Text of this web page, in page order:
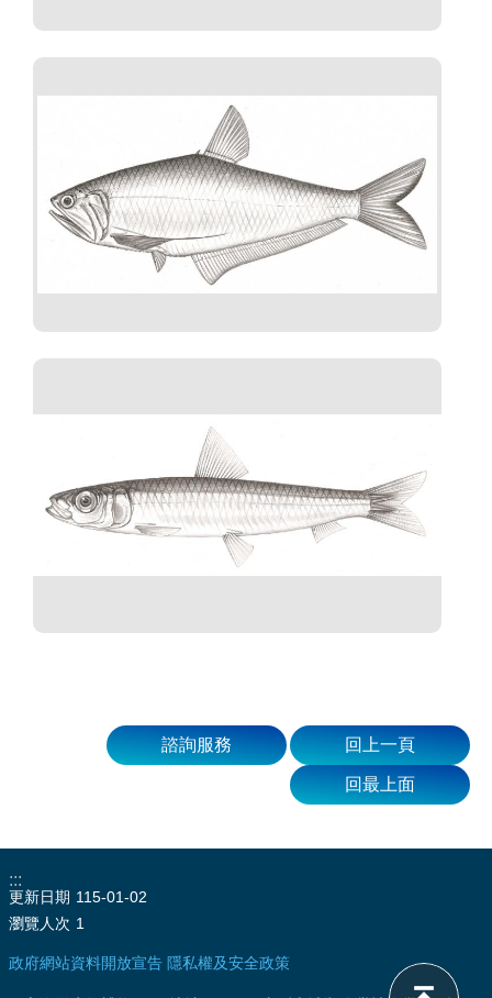
諮詢服務 回上一頁
回最上面
:::
更新日期 115-01-02
瀏覽人次 1
政府網站資料開放宣告 隱私權及安全政策